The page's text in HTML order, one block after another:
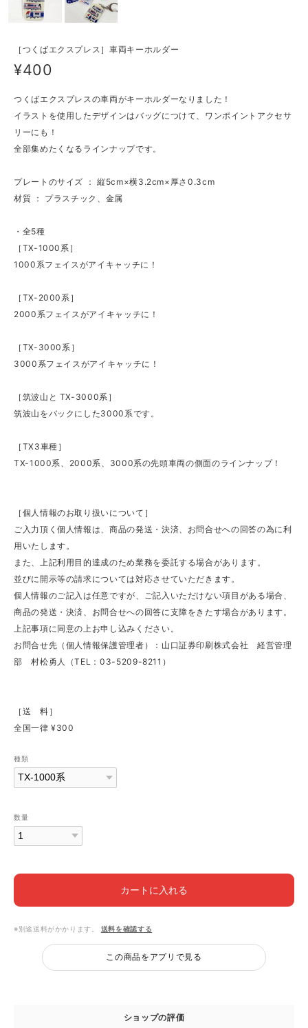
［つくばエクスプレス］車両キーホルダー
¥400
つくばエクスプレスの車両がキーホルダーなりました！
イラストを使用したデザインはバッグにつけて、ワンポイントアクセサ
リーにも！
全部集めたくなるラインナップです。
プレートのサイズ ： 縦5cm×横3.2cm×厚さ0.3cm
材質 ： プラスチック、金属
・全5種
［TX-1000系］
1000系フェイスがアイキャッチに！
［TX-2000系］
2000系フェイスがアイキャッチに！
［TX-3000系］
3000系フェイスがアイキャッチに！
［筑波山と TX-3000系］
筑波山をバックにした3000系です。
［TX3車種］
TX-1000系、2000系、3000系の先頭車両の側面のラインナップ！
［個人情報のお取り扱いについて］
ご入力頂く個人情報は、商品の発送・決済、お問合せへの回答の為に利
用いたします。
また、上記利用目的達成のため業務を委託する場合があります。
並びに開示等の請求については対応させていただきます。
個人情報のご記入は任意ですが、ご記入いただけない項目がある場合、
商品の発送・決済、お問合せへの回答に支障をきたす場合があります。
上記事項に同意の上お申し込みください。
お問合せ先（個人情報保護管理者）：山口証券印刷株式会社 経営管理
部 村松勇人（TEL：03-5209-8211）
［送 料］
全国一律 ¥300
種類
数量
カートに入れる
※別途送料がかかります。 送料を確認する
この商品をアプリで見る
ショップの評価